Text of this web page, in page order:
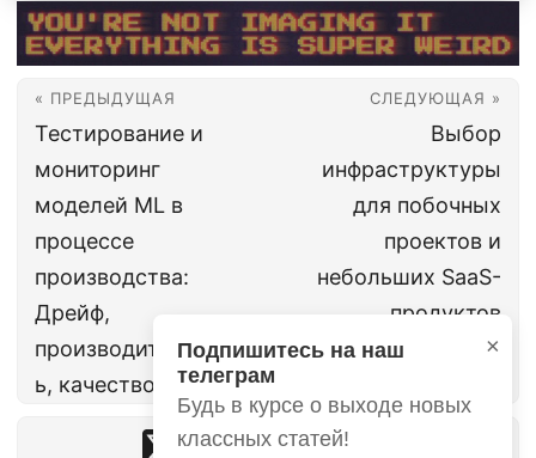
×
Подпишитесь на наш
телеграм
Будь в курсе о выходе новых
классных статей!
« ПРЕДЫДУЩАЯ
Тестирование и
мониторинг
моделей ML в
процессе
производства:
Дрейф,
производительност
ь, качество
СЛЕДУЮЩАЯ »
Выбор
инфраструктуры
для побочных
проектов и
небольших SaaS-
продуктов